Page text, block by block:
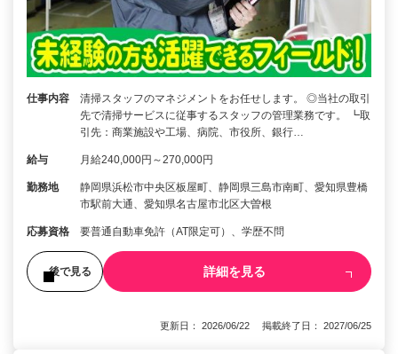
仕事内容
清掃スタッフのマネジメントをお任せします。 ◎当社の取引
先で清掃サービスに従事するスタッフの管理業務です。 ┗取
引先：商業施設や工場、病院、市役所、銀行…
給与 月給240,000円～270,000円
勤務地
静岡県浜松市中央区板屋町、静岡県三島市南町、愛知県豊橋
市駅前大通、愛知県名古屋市北区大曽根
応募資格 要普通自動車免許（AT限定可）、学歴不問
後で見る 詳細を見る
更新日： 2026/06/22 掲載終了日： 2027/06/25